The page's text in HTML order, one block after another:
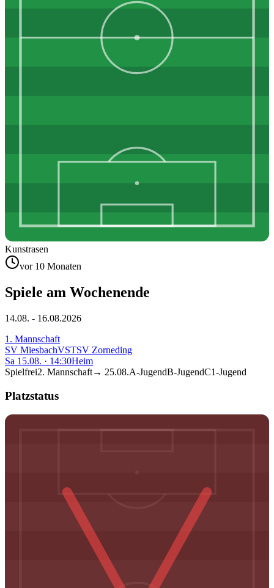
Kunstrasen
vor 10 Monaten
Spiele am Wochenende
14.08. - 16.08.2026
1. Mannschaft
SV MiesbachVSTSV Zorneding
Sa 15.08. · 14:30Heim
Spielfrei2. Mannschaft→ 25.08.A-JugendB-JugendC1-Jugend
Platzstatus